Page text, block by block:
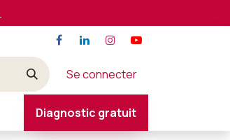
Se connecter
Diagnostic gratuit